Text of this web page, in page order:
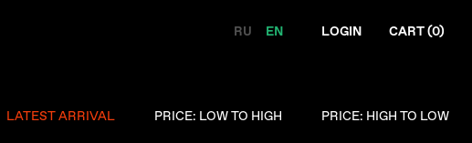
RU EN LOGIN CART (0)
LATEST ARRIVAL PRICE: LOW TO HIGH PRICE: HIGH TO LOW